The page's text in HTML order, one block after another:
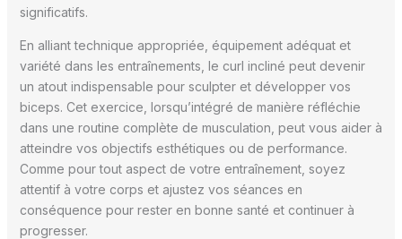
significatifs.
En alliant technique appropriée, équipement adéquat et
variété dans les entraînements, le curl incliné peut devenir
un atout indispensable pour sculpter et développer vos
biceps. Cet exercice, lorsqu’intégré de manière réfléchie
dans une routine complète de musculation, peut vous aider à
atteindre vos objectifs esthétiques ou de performance.
Comme pour tout aspect de votre entraînement, soyez
attentif à votre corps et ajustez vos séances en
conséquence pour rester en bonne santé et continuer à
progresser.